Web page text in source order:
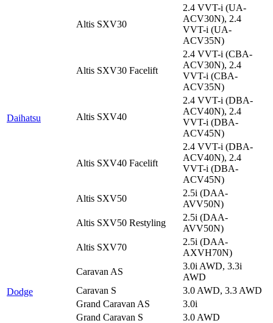
Daihatsu
Altis SXV30
2.4 VVT-i (UA-
ACV30N), 2.4
VVT-i (UA-
ACV35N)
Altis SXV30 Facelift
2.4 VVT-i (CBA-
ACV30N), 2.4
VVT-i (CBA-
ACV35N)
Altis SXV40
2.4 VVT-i (DBA-
ACV40N), 2.4
VVT-i (DBA-
ACV45N)
Altis SXV40 Facelift
2.4 VVT-i (DBA-
ACV40N), 2.4
VVT-i (DBA-
ACV45N)
Altis SXV50
2.5i (DAA-
AVV50N)
Altis SXV50 Restyling
2.5i (DAA-
AVV50N)
Altis SXV70
2.5i (DAA-
AXVH70N)
Dodge
Caravan AS
3.0i AWD, 3.3i
AWD
Caravan S
3.0 AWD, 3.3 AWD
Grand Caravan AS
3.0i
Grand Caravan S
3.0 AWD